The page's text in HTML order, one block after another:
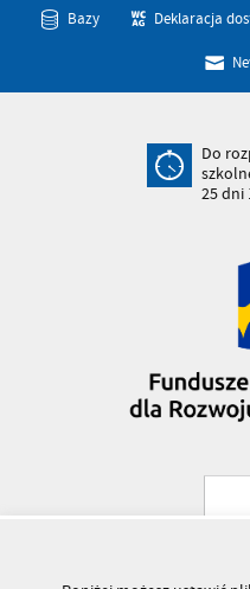
Bazy Deklaracja
Do
25dni